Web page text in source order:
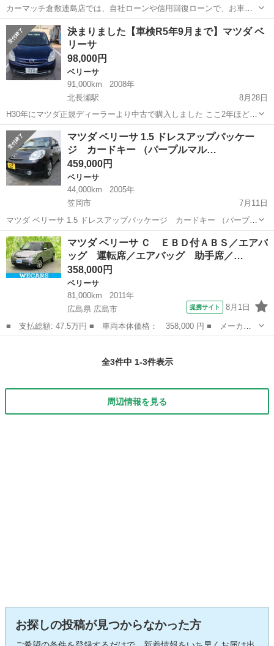
カーマッチ倉敷連島店では、自社ローンや信用回復ローンで、お車の
購入を全力サポート！ ローン審査に不安のある方もぜひご相談くださ
い。 🚗 車両情報 車種: マツダ ベリーサ 1.5C 型式: DC5W-3596...
岡山 倉敷市 西阿知駅 ベリーサ 車両
決まりました【車検R5年9月まで】マツダ ベ
リーサ
98,000円
ベリーサ
91,000km
2008年
北長瀬駅
8月28日
H30年にマツダ正規ディーラーより中古で購入しました ここ2年ほど通
勤のために使用していましたが、車通勤をやめるためお譲り先を探し
ています 車体全体に小傷があります 運転席側ドアのキーボタンが潰れ
ていますが、スマートキー...
岡山 岡山市 北長瀬駅 ベリーサ
マツダ ベリーサ 1.5 ドレスアップパッケー
ジ カードキー （パープルマル…
459,000円
ベリーサ
44,000km
2005年
笠岡市
7月11日
マツダ ベリーサ 1.5 ドレスアップパッケージ カードキー （パープル
マルーン） ハッチバック 本体価格 459,000円 年式(初度登録
年):2005(H17) 走行距離:4.4万km 修復歴:あり リサイクル料...
岡山 笠岡市 ベリーサ 法定
マツダ ベリーサ Ｃ ＥＢＤ付ＡＢＳ／エアバ
ッグ 運転席／エアバッグ 助手席／…
358,000円
ベリーサ
81,000km
2011年
広島県 広島市
提携サイト 8月1日
■ 支払総額: 47.5万円 ■ 車両本体価格： 358,000 円 ■ メーカー
名： マツダ ■ 車種名： ベリーサ ■ グレード名： Ｃ ＥＢＤ
全3件中 1-3件表示
周辺情報を見る
お探しの投稿が見つからなかった方